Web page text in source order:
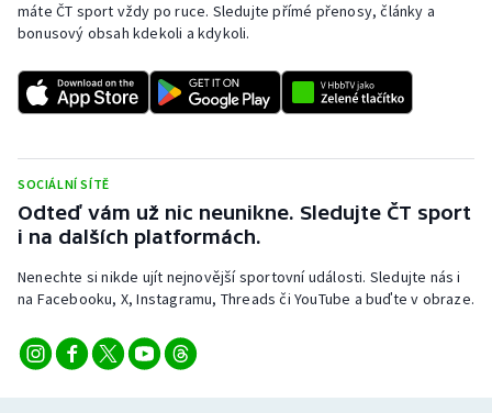
Short track
Sportovní střelba
Triatlon
Veslování
Vodní slalom
Volejbal
Ostatní
máte ČT sport vždy po ruce. Sledujte přímé přenosy, články a
bonusový obsah kdekoli a kdykoli.
SOCIÁLNÍ SÍTĚ
Odteď vám už nic neunikne. Sledujte ČT sport
i na dalších platformách.
Nenechte si nikde ujít nejnovější sportovní události. Sledujte nás i
na Facebooku, X, Instagramu, Threads či YouTube a buďte v obraze.